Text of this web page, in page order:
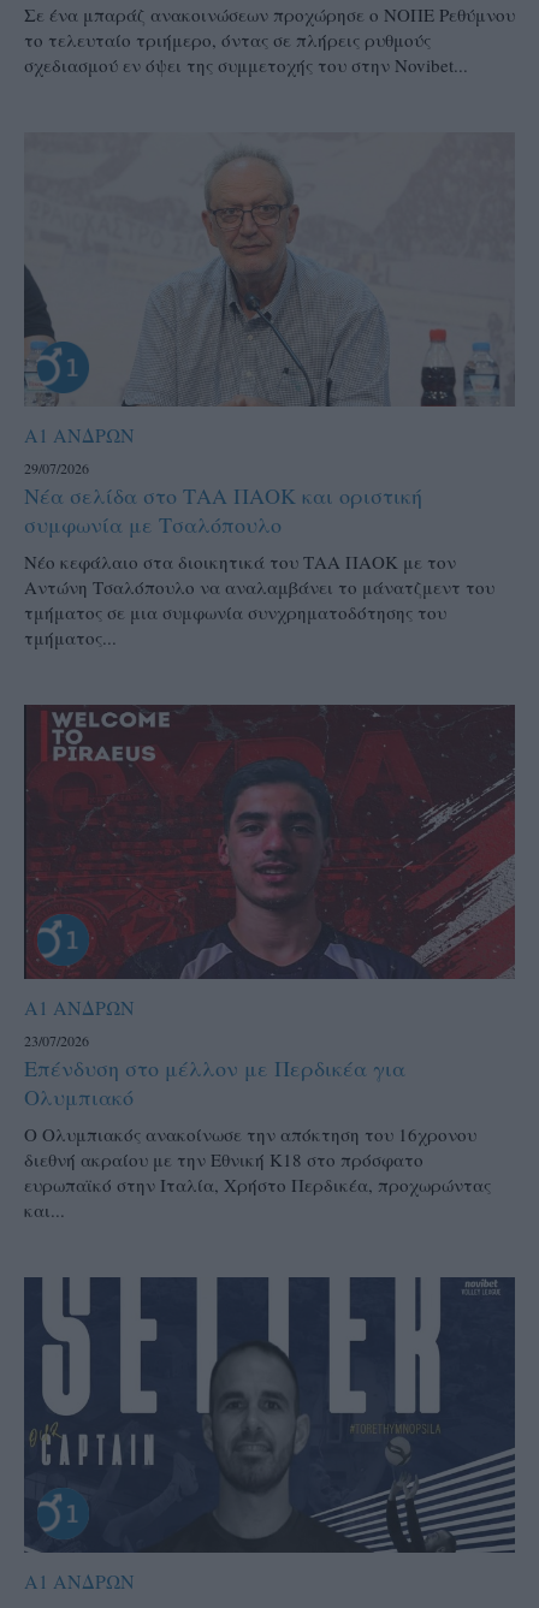
Σε ένα μπαράζ ανακοινώσεων προχώρησε ο ΝΟΠΕ Ρεθύμνου
το τελευταίο τριήμερο, όντας σε πλήρεις ρυθμούς
σχεδιασμού εν όψει της συμμετοχής του στην Novibet...
Α1 ΑΝΔΡΩΝ
29/07/2026
Νέα σελίδα στο ΤΑΑ ΠΑΟΚ και οριστική
συμφωνία με Τσαλόπουλο
Νέο κεφάλαιο στα διοικητικά του ΤΑΑ ΠΑΟΚ με τον
Αντώνη Τσαλόπουλο να αναλαμβάνει το μάνατζμεντ του
τμήματος σε μια συμφωνία συνχρηματοδότησης του
τμήματος...
Α1 ΑΝΔΡΩΝ
23/07/2026
Επένδυση στο μέλλον με Περδικέα για
Ολυμπιακό
Ο Ολυμπιακός ανακοίνωσε την απόκτηση του 16χρονου
διεθνή ακραίου με την Εθνική Κ18 στο πρόσφατο
ευρωπαϊκό στην Ιταλία, Χρήστο Περδικέα, προχωρώντας
και...
Α1 ΑΝΔΡΩΝ